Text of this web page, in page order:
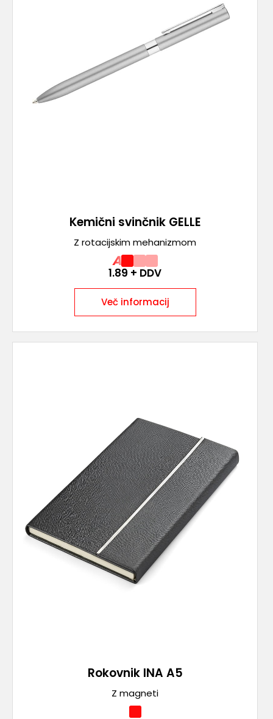
Kemični svinčnik GELLE
Z rotacijskim mehanizmom
A
1.89 + DDV
Več informacij
Rokovnik INA A5
Z magneti